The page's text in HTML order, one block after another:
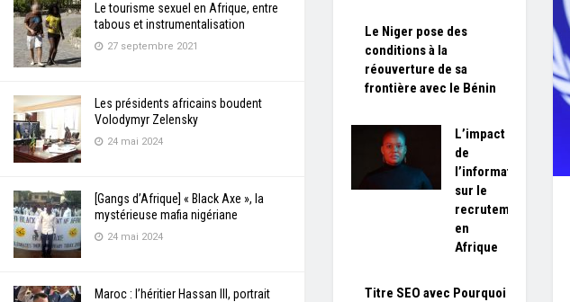
Le tourisme sexuel en Afrique, entre
tabous et instrumentalisation
27 septembre 2021
Les présidents africains boudent
Volodymyr Zelensky
24 mai 2024
[Gangs d’Afrique] « Black Axe », la
mystérieuse mafia nigériane
24 mai 2024
Maroc : l’héritier Hassan III, portrait
Le Niger pose des
conditions à la
réouverture de sa
frontière avec le Bénin
L’impact
de
l’information
sur le
recrutement
en
Afrique
Titre SEO avec Pourquoi